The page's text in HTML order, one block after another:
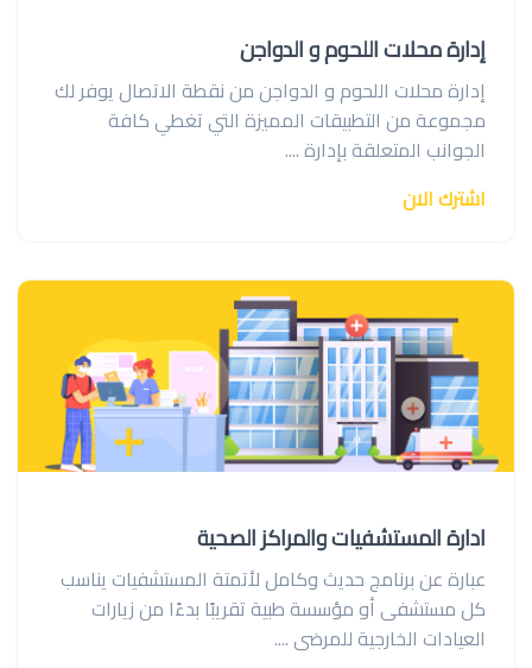
إدارة محلات اللحوم و الدواجن
إدارة محلات اللحوم و الدواجن من نقطة الاتصال يوفر لك
مجموعة من التطبيقات المميزة التي تغطي كافة
الجوانب المتعلقة بإدارة ....
اشترك الان
ادارة المستشفيات والمراكز الصحية
عبارة عن برنامج حديث وكامل لأتمتة المستشفيات يناسب
كل مستشفى أو مؤسسة طبية تقريبًا بدءًا من زيارات
العيادات الخارجية للمرضى ....